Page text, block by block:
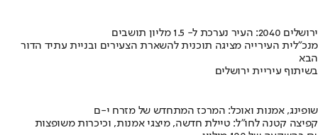
ירושלים 2040: העיר נערכת ל- 1.5 מליון תושבים
מנכ"לית העירייה מציגה תוכנית להשארת הצעירים ובניית עתיד הדור
הבא
בשיתוף עיריית ירושלים
שופינג, אמנות ואוכל: המרכז המתחדש של מזרח י-ם
קפיצה קטנה לחו"ל: טיילת חדשה, מיצגי אמנות, וכיכרות משופצות